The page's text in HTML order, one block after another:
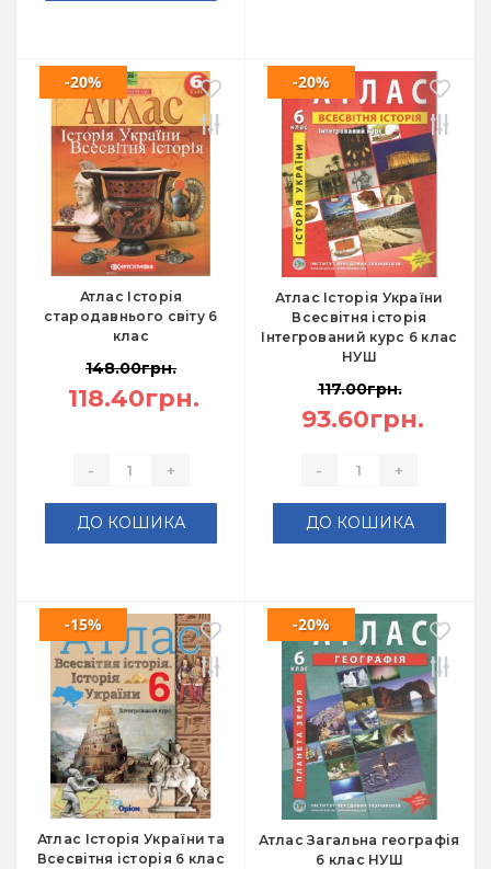
Атлас Історія
стародавнього світу 6
клас
-20%
148.00грн.
118.40грн.
- +
ДО КОШИКА
Атлас Історія України
Всесвітня історія
Інтегрований курс 6 клас
НУШ
-20%
117.00грн.
93.60грн.
- +
ДО КОШИКА
Атлас Історія України та
Всесвітня історія 6 клас
-15%
Атлас Загальна географія
6 клас НУШ
-20%